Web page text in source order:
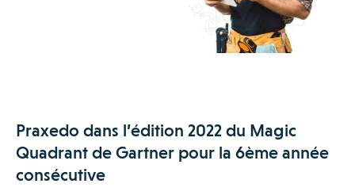
Praxedo dans l’édition 2022 du Magic
Quadrant de Gartner pour la 6ème année
consécutive